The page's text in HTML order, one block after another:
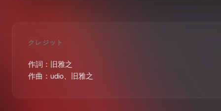
クレジット
作詞：旧雅之
作曲：udio、旧雅之